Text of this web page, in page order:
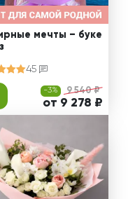
мечты – буке
45
-3% 9 540 ₽
от 9 278 ₽